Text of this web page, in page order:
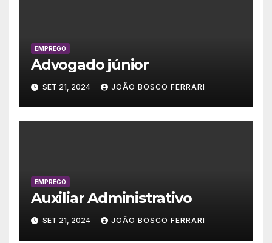
EMPREGO
Advogado júnior
SET 21, 2024 JOÃO BOSCO FERRARI
EMPREGO
Auxiliar Administrativo
SET 21, 2024 JOÃO BOSCO FERRARI